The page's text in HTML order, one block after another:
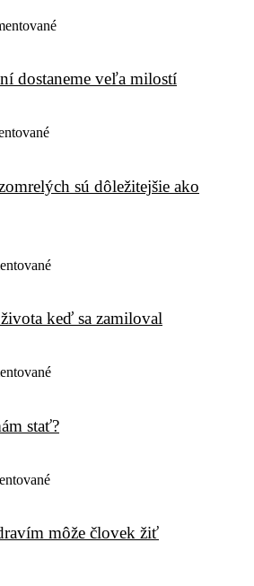
dostaneme veľa milostí
sú dôležitejšie ako
keď sa zamiloval
stať?
môže človek žiť